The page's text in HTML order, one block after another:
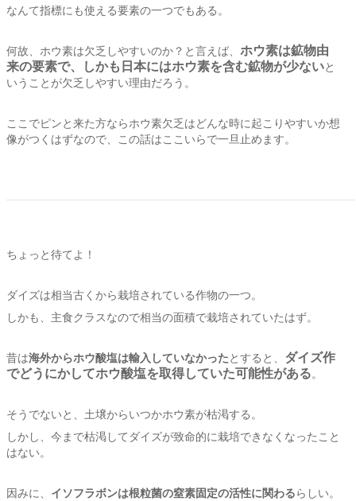
なんて指標にも使える要素の一つでもある。
何故、ホウ素は欠乏しやすいのか？と言えば、 ホウ素は鉱物由
来の要素で、
しかも日本にはホウ素を含む鉱物が少ないと
いうことが欠乏しやすい理由だろう。
ここでピンと来た方ならホウ素欠乏はどんな時に起こりやすいか想
像がつくはずなので、この話はここいらで一旦止めます。
ちょっと待てよ！
ダイズは相当古くから栽培されている作物の一つ。
しかも、主食クラスなので相当の面積で栽培されていたはず。
昔は海外からホウ酸塩は輸入していなかったとすると、 ダイズ作
でどうにかしてホウ酸塩を取得していた可能性がある。
そうでないと、土壌からいつかホウ素が枯渇する。
しかし、今まで枯渇してダイズが致命的に栽培できなくなったこと
はない。
因みに、 イソフラボンは根粒菌の窒素固定の活性に関わるらしい。